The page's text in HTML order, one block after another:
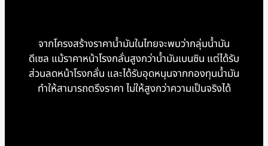
จากโครงสร้างราคาน้ำมันในไทยจะพบว่ากลุ่มน้ำมัน
ดีเซล แม้ราคาหน้าโรงกลั่นสูงกว่าน้ำมันเบนซิน แต่ได้รับ
ส่วนลดหน้าโรงกลั่น และได้รับอุดหนุนจากกองทุนน้ำมัน
ทำให้สามารถตรึงราคา ไม่ให้สูงกว่าความเป็นจริงได้